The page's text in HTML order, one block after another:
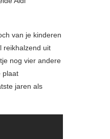
van je kinderen
reikhalzend uit
nog vier andere
plaat
jaren als